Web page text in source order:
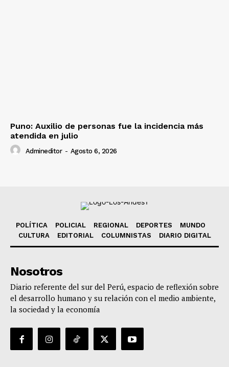
Puno: Auxilio de personas fue la incidencia más
atendida en julio
Admineditor - Agosto 6, 2026
POLÍTICA POLICIAL REGIONAL DEPORTES
MUNDO
CULTURA
EDITORIAL COLUMNISTAS DIARIO DIGITAL
Nosotros
Diario referente del sur del Perú, espacio de reflexión sobre
el desarrollo humano y su relación con el medio ambiente,
la sociedad y la economía